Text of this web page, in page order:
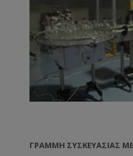
ΓΡΑΜΜΉ ΣΥΣΚΕΥΑΣΊΑΣ